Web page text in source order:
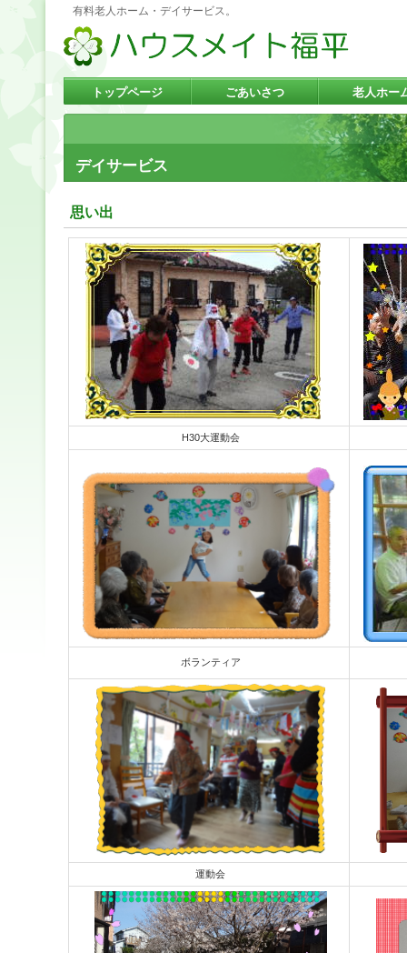
有料老人ホーム・デイサービス。
デイサービス
思い出
H30大運動会
ボランティア
運動会
トップページ ごあいさつ 老人ホー